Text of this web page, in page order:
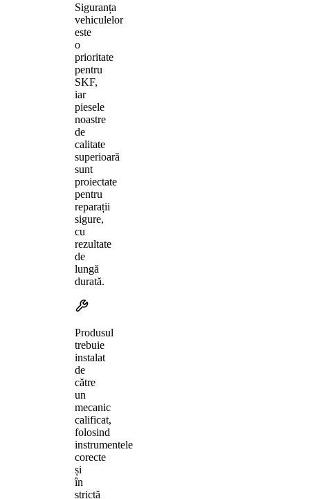
Siguranța
vehiculelor
este
o
prioritate
pentru
SKF,
iar
piesele
noastre
de
calitate
superioară
sunt
proiectate
pentru
reparații
sigure,
cu
rezultate
de
lungă
durată.
Produsul
trebuie
instalat
de
către
un
mecanic
calificat,
folosind
instrumentele
corecte
și
în
strictă